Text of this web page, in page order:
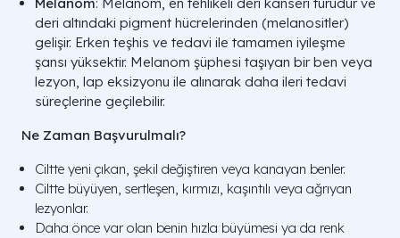
Melanom: Melanom, en tehlikeli deri kanseri türüdür ve
deri altındaki pigment hücrelerinden (melanositler)
gelişir. Erken teşhis ve tedavi ile tamamen iyileşme
şansı yüksektir. Melanom şüphesi taşıyan bir ben veya
lezyon, lap eksizyonu ile alınarak daha ileri tedavi
süreçlerine geçilebilir.
Ne Zaman Başvurulmalı?
Ciltte yeni çıkan, şekil değiştiren veya kanayan benler.
Ciltte büyüyen, sertleşen, kırmızı, kaşıntılı veya ağrıyan
lezyonlar.
Daha önce var olan benin hızla büyümesi ya da renk